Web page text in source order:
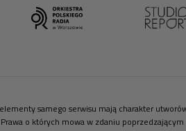
samego serwisu mają charakter
o których mowa w zdaniu